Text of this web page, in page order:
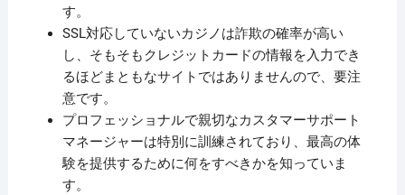
す。
SSL対応していないカジノは詐欺の確率が高い
し、そもそもクレジットカードの情報を入力でき
るほどまともなサイトではありませんので、要注
意です。
プロフェッショナルで親切なカスタマーサポート
マネージャーは特別に訓練されており、最高の体
験を提供するために何をすべきかを知っていま
す。